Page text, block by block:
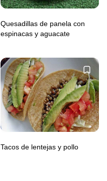
Quesadillas de panela con
espinacas y aguacate
Tacos de lentejas y pollo